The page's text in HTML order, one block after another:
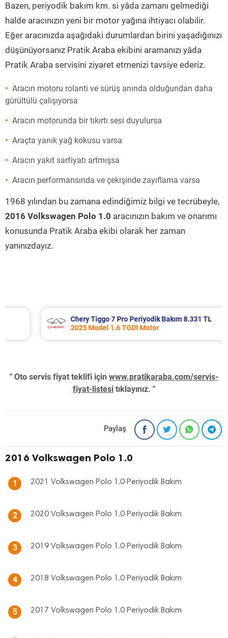
Bazen, periyodik bakım km. si yâda zamanı gelmediği
halde aracınızın yeni bir motor yağına ihtiyacı olabilir.
Eğer aracınızda aşağıdaki durumlardan birini yaşadığınızı
düşünüyorsanız Pratik Araba ekibini aramanızı yâda
Pratik Araba servisini ziyaret etmenizi tavsiye ederiz.
Aracın motoru rolanti ve sürüş anında olduğundan daha
gürültülü çalışıyorsa
Aracın motorunda bir tıkırtı sesi duyulursa
Araçta yanık yağ kokusu varsa
Aracın yakıt sarfiyatı artmışsa
Aracın performansında ve çekişinde zayıflama varsa
1968 yılından bu zamana edindiğimiz bilgi ve tecrübeyle,
2016 Volkswagen Polo 1.0 aracınızın bakım ve onarımı
konusunda Pratik Araba ekibi olarak her zaman
yanınızdayız.
Chery Tiggo 7 Pro Periyodik Bakım 8.331 TL
2025 Model 1.6 TGDI Motor
" Oto servis fiyat teklifi için www.pratikaraba.com/servis-
fiyat-listesi tıklayınız. "
Paylaş
2016 Volkswagen Polo 1.0
1 2021 Volkswagen Polo 1.0 Periyodik Bakım
2 2020 Volkswagen Polo 1.0 Periyodik Bakım
3 2019 Volkswagen Polo 1.0 Periyodik Bakım
4 2018 Volkswagen Polo 1.0 Periyodik Bakım
5 2017 Volkswagen Polo 1.0 Periyodik Bakım